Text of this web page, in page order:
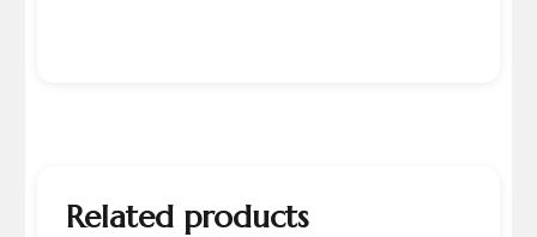
Related products